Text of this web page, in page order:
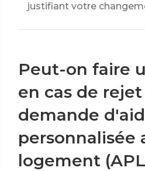
justifiant votre
Peut-on faire
en cas de rejet
demande
personnalisée
logement